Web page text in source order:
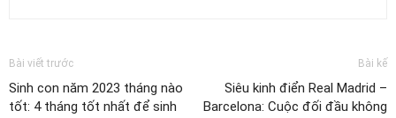
Bài viết trước
Sinh con năm 2023 tháng nào
tốt: 4 tháng tốt nhất để sinh
Bài kế
Siêu kinh điển Real Madrid –
Barcelona: Cuộc đối đầu không